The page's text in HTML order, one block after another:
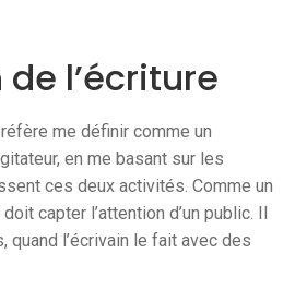
l’écriture
me définir comme un
en me basant sur les
ces deux activités. Comme un
capter l’attention d’un public. Il
quand l’écrivain le fait avec des